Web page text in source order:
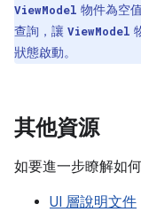
ViewModel 物件為空
查詢，讓 ViewModel
狀態啟動。
其他資源
如要進一步瞭解如
UI 層說明文件